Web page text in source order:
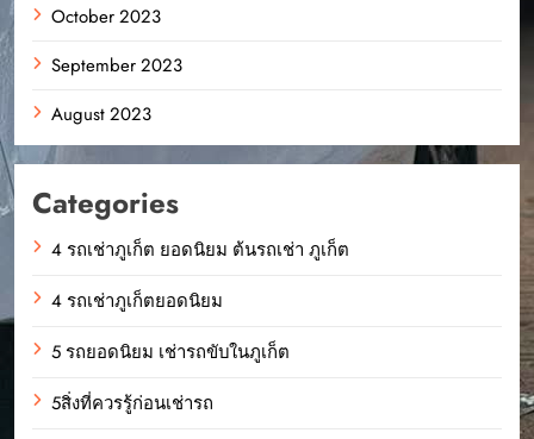
October 2023
September 2023
August 2023
Categories
4 รถเช่าภูเก็ต ยอดนิยม ต้นรถเช่า ภูเก็ต
4 รถเช่าภูเก็ตยอดนิยม
5 รถยอดนิยม เช่ารถขับในภูเก็ต
5สิ่งที่ควรรู้ก่อนเช่ารถ